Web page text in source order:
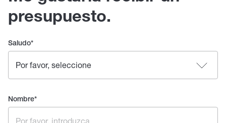
presupuesto.
Saludo*
Nombre*